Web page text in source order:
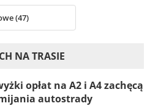
(47)
NA TRASIE
opłat na A2 i A4 zachęcą
autostrady